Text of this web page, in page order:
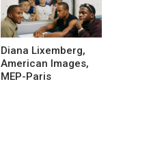
Diana Lixemberg,
American Images,
MEP-Paris